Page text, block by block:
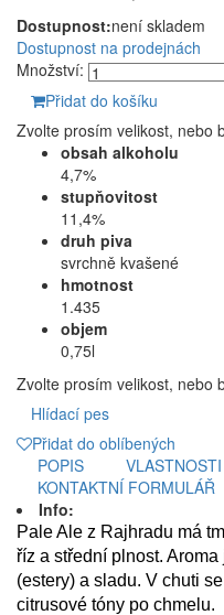
Dostupnost:není skladem
Dostupnost na prodejnách
Množství:
Přidat do košíku
Zvolte prosím velikost, nebo
obsah alkoholu
4,7%
stupňovitost
11,4%
druh piva
svrchně kvašené
hmotnost
1.435
objem
0,75l
Zvolte prosím velikost, nebo
Hlídací pes
Přidat do oblíbených
POPIS
VLASTNOSTI
KONTAKTNÍ FORMULÁŘ
Info:
Pale Ale z Rajhradu má
říz a střední plnost.
(estery) a sladu. V chuti
citrusové tóny po chmelu.